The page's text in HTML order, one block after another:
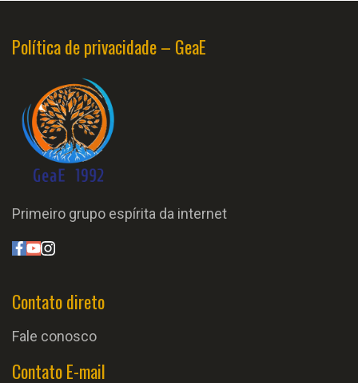
Política de privacidade – GeaE
Primeiro grupo espírita da internet
Contato direto
Fale conosco
Contato E-mail